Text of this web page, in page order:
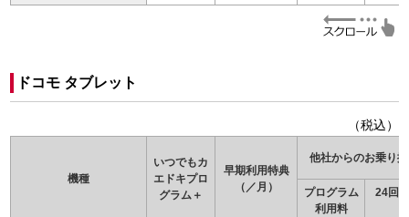
ドコモ タブレット
（税込）
機種
いつでもカ
エドキプロ
グラム＋
早期利用特典
（／月）
他社からのお乗り
プログラム
利用料
24回